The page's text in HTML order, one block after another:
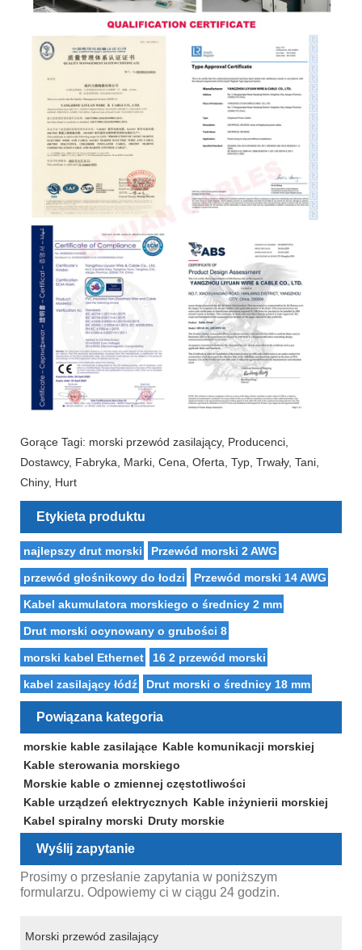
Gorące Tagi: morski przewód zasilający, Producenci,
Dostawcy, Fabryka, Marki, Cena, Oferta, Typ, Trwały, Tani,
Chiny, Hurt
Etykieta produktu
najlepszy drut morski Przewód morski 2 AWG
przewód głośnikowy do łodzi Przewód morski 14 AWG
Kabel akumulatora morskiego o średnicy 2 mm
Drut morski ocynowany o grubości 8
morski kabel Ethernet 16 2 przewód morski
kabel zasilający łódź Drut morski o średnicy 18 mm
Powiązana kategoria
morskie kable zasilające Kable komunikacji morskiej
Kable sterowania morskiego
Morskie kable o zmiennej częstotliwości
Kable urządzeń elektrycznych Kable inżynierii morskiej
Kabel spiralny morski Druty morskie
Wyślij zapytanie
Prosimy o przesłanie zapytania w poniższym
formularzu. Odpowiemy ci w ciągu 24 godzin.